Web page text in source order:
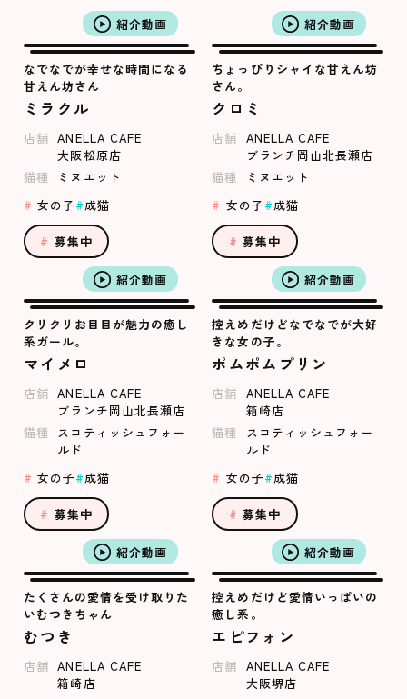
紹介動画
なでなでが幸せな時間になる
甘えん坊さん
ミラクル
店舗 ANELLA CAFE
大阪松原店
猫種
ミヌエット
女の子
成猫
募集中
紹介動画
ちょっぴりシャイな甘えん坊
さん。
クロミ
店舗 ANELLA CAFE
ブランチ岡山北長瀬店
猫種
ミヌエット
女の子
成猫
募集中
紹介動画
クリクリお目目が魅力の癒し
系ガール。
マイメロ
店舗 ANELLA CAFE
ブランチ岡山北長瀬店
猫種
スコティッシュフォー
ルド
女の子
成猫
募集中
紹介動画
控えめだけどなでなでが大好
きな女の子。
ポムポムプリン
店舗 ANELLA CAFE
箱崎店
猫種
スコティッシュフォー
ルド
女の子
成猫
募集中
紹介動画
たくさんの愛情を受け取りた
いむつきちゃん
むつき
店舗 ANELLA CAFE
箱崎店
紹介動画
控えめだけど愛情いっぱいの
癒し系。
エピフォン
店舗 ANELLA CAFE
大阪堺店